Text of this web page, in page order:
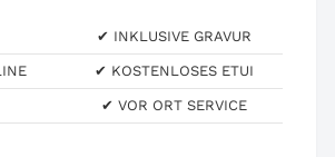
✔ INKLUSIVE GRAVUR
✔ KOSTENLOSES ETUI
✔ VOR ORT SERVICE